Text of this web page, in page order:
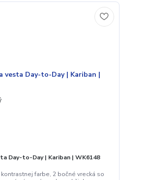
Day-to-Day | Kariban | WK6148
kontrastnej farbe, 2 bočné vrecká so